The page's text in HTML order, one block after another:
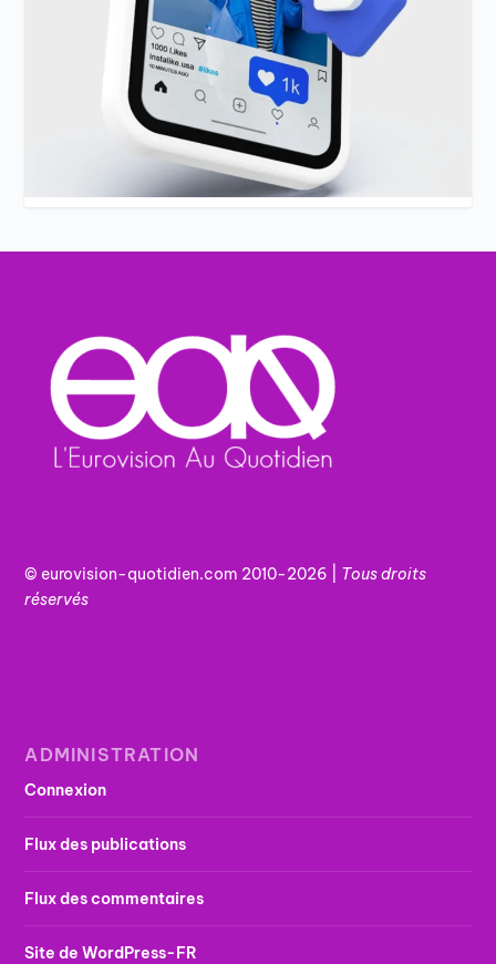
© eurovision-quotidien.com 2010-2026 | Tousdroits
réservés
ADMINISTRATION
Connexion
Flux des publications
Flux des commentaires
Site de WordPress-FR